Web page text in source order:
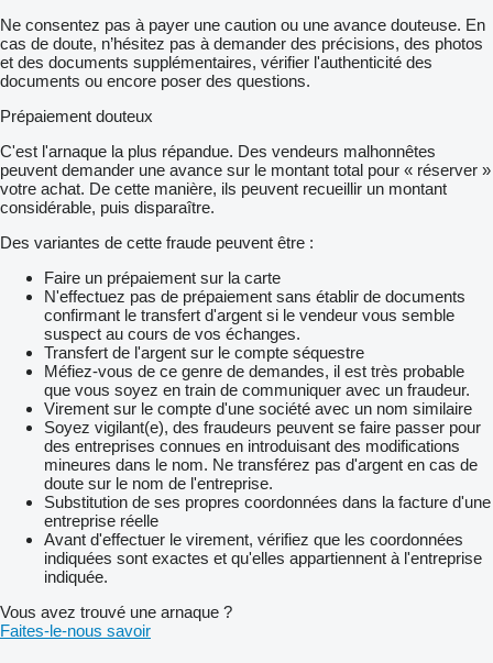
Ne consentez pas à payer une caution ou une avance douteuse. En
cas de doute, n’hésitez pas à demander des précisions, des photos
et des documents supplémentaires, vérifier l'authenticité des
documents ou encore poser des questions.
Prépaiement douteux
C'est l'arnaque la plus répandue. Des vendeurs malhonnêtes
peuvent demander une avance sur le montant total pour « réserver »
votre achat. De cette manière, ils peuvent recueillir un montant
considérable, puis disparaître.
Des variantes de cette fraude peuvent être :
Faire un prépaiement sur la carte
N'effectuez pas de prépaiement sans établir de documents
confirmant le transfert d'argent si le vendeur vous semble
suspect au cours de vos échanges.
Transfert de l'argent sur le compte séquestre
Méfiez-vous de ce genre de demandes, il est très probable
que vous soyez en train de communiquer avec un fraudeur.
Virement sur le compte d'une société avec un nom similaire
Soyez vigilant(e), des fraudeurs peuvent se faire passer pour
des entreprises connues en introduisant des modifications
mineures dans le nom. Ne transférez pas d'argent en cas de
doute sur le nom de l'entreprise.
Substitution de ses propres coordonnées dans la facture d'une
entreprise réelle
Avant d'effectuer le virement, vérifiez que les coordonnées
indiquées sont exactes et qu'elles appartiennent à l'entreprise
indiquée.
Vous avez trouvé une arnaque ?
Faites-le-nous savoir